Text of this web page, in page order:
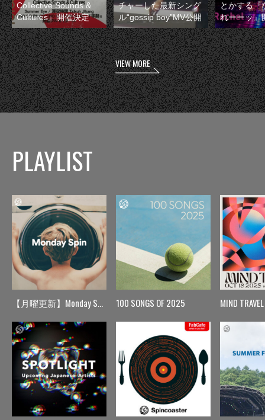
Collective Sounds &
Cultures』開催決定
チャーした最新シング
ル“gossip boy”MV公開
とかする『
れーーッ』
VIEW MORE
PLAYLIST
【月曜更新】Monday Spin 100 SONGS OF 2025 MIND TRAVEL